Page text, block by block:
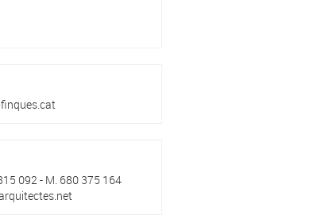
092 - M. 680 375 164